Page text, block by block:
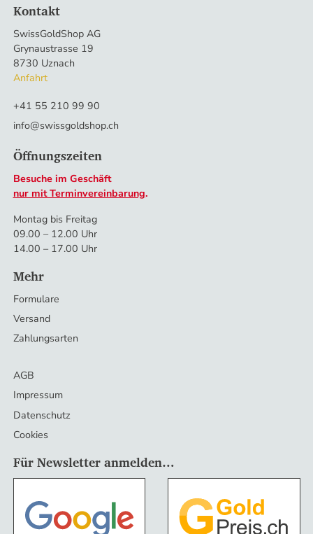
Kontakt
SwissGoldShop AG
Grynaustrasse 19
8730 Uznach
Anfahrt
+41 55 210 99 90
info@swissgoldshop.ch
Öffnungszeiten
Besuche im Geschäft
nur mit Terminvereinbarung.
Montag bis Freitag
09.00 – 12.00 Uhr
14.00 – 17.00 Uhr
Mehr
Formulare
Versand
Zahlungsarten
AGB
Impressum
Datenschutz
Cookies
Für Newsletter anmelden…